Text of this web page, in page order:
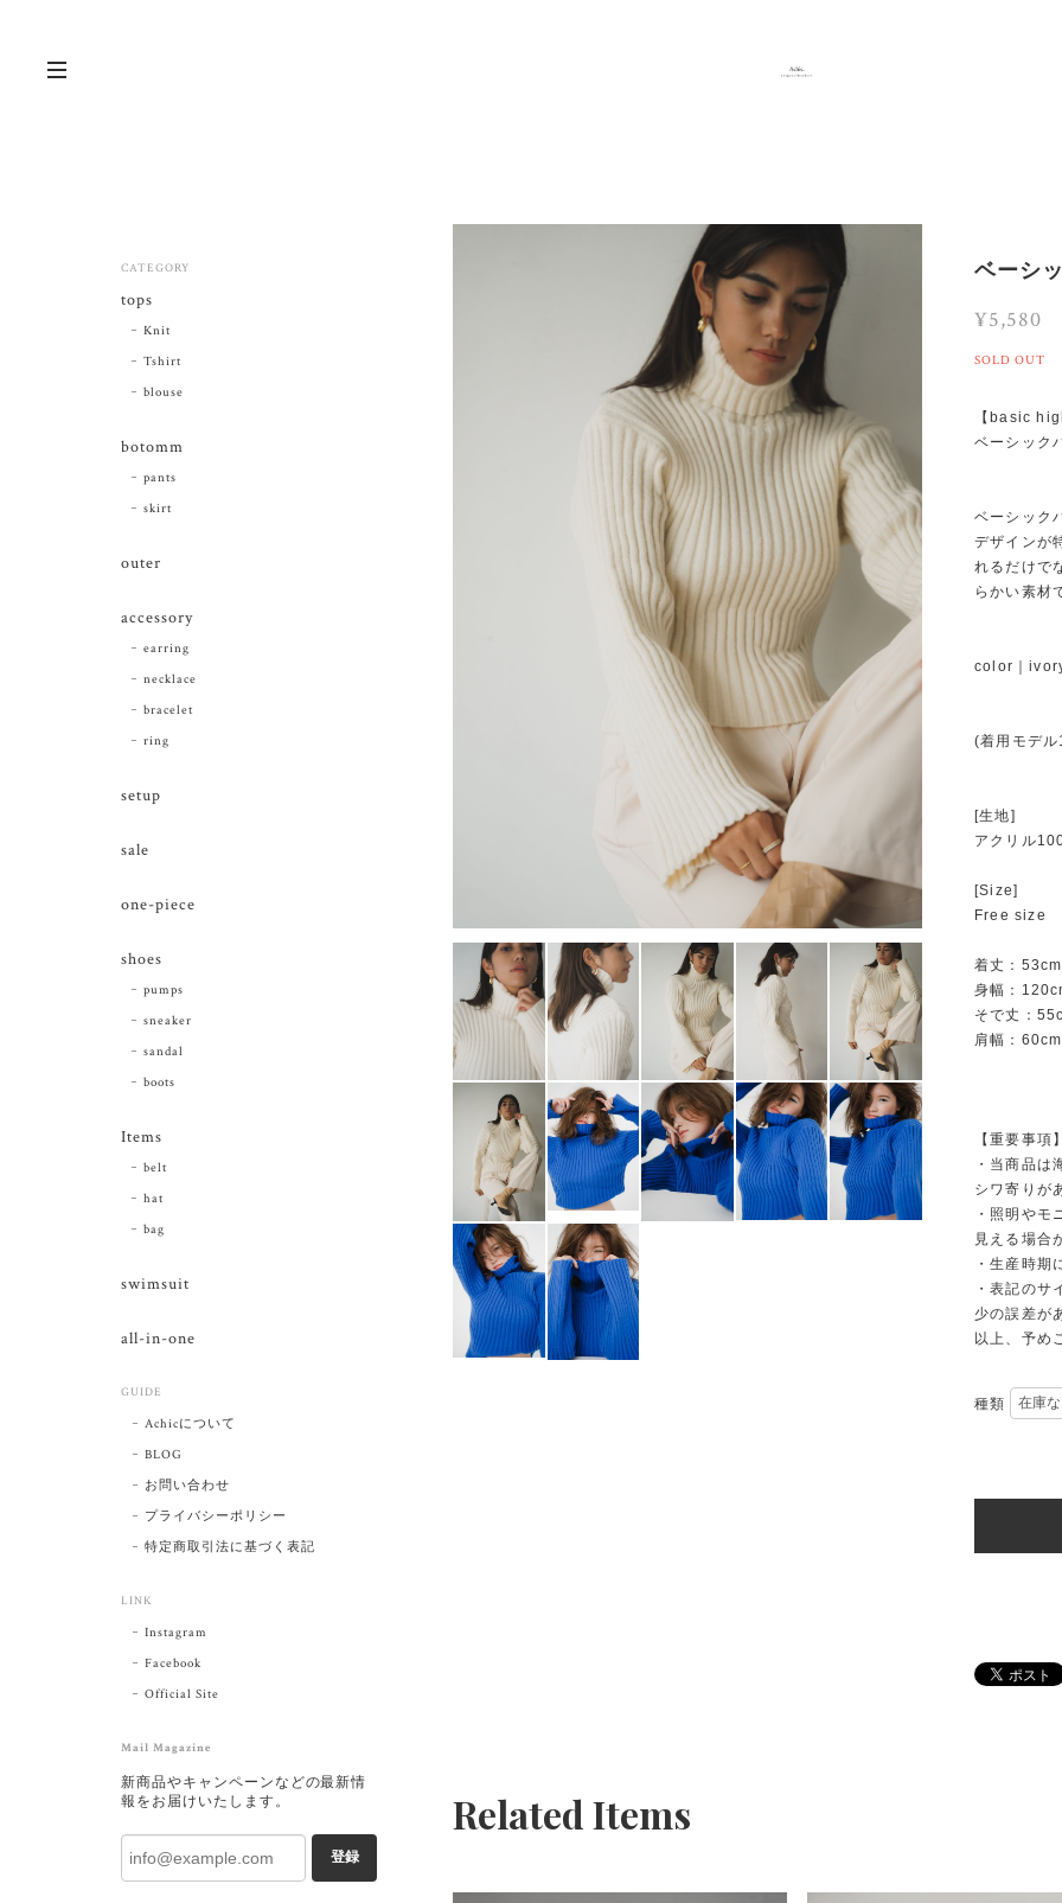
ベーシ
¥5,580
SOLD OUT
【basic
ベーシック
ベーシック
デザインが
れるだけで
らかい素材
color｜
(着用モデ
[生地]
アクリル
[Size]
Free size
着丈：53cm
身幅：
そで丈：
肩幅：60cm
【重要事項
・当商品は
シワ寄りが
・照明やモ
見える場合
・生産時期
・表記のサ
少の誤差が
以上、予め
種類
Related Items
CATEGORY
tops
Knit
Tshirt
blouse
botomm
pants
skirt
outer
accessory
earring
necklace
bracelet
ring
setup
sale
one-piece
shoes
pumps
sneaker
sandal
boots
Items
belt
hat
bag
swimsuit
all-in-one
GUIDE
Achicについて
BLOG
お問い合わせ
プライバシーポリシー
特定商取引法に基づく表記
LINK
Instagram
Facebook
Official Site
Mail Magazine
新商品やキャンペーンなどの最新情
報をお届けいたします。
登録